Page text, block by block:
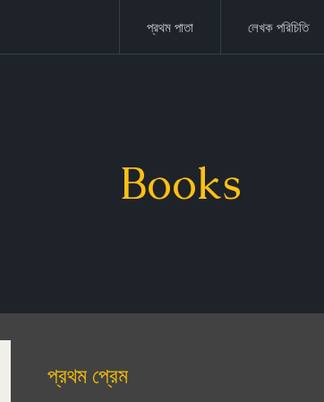
প্রথম পাতা লেখক পরিচিতি
Books
প্রথম প্রেম